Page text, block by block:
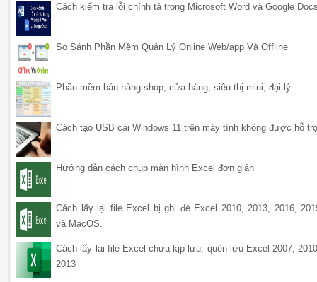
Cách kiểm tra lỗi chính tả trong Microsoft Word và Google
So Sánh Phần Mềm Quản Lý Online Web/app Và Offline
Phần mềm bán hàng shop, cửa hàng, siêu thị mini, đại lý
Cách tạo USB cài Windows 11 trên máy tính không được hỗ
Hướng dẫn cách chụp màn hình Excel đơn giản
Cách lấy lại file Excel bị ghi đè Excel 2010, 2013, 2016,
và MacOS.
Cách lấy lại file Excel chưa kịp lưu, quên lưu Excel 2007,
2013